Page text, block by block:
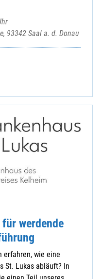
93342 Saal a. d. Donau
werdende
erfahren, wie eine
St. Lukas abläuft? In